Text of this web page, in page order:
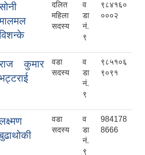
दलित
महिला
सदस्य
व
डा
नं.
९
९८४१६०
०००२
कुमार
वडा
सदस्य
व
डा
नं.
९
९८५१०६
९०९१
वडा
सदस्य
व
डा
नं.
९
984178
8666